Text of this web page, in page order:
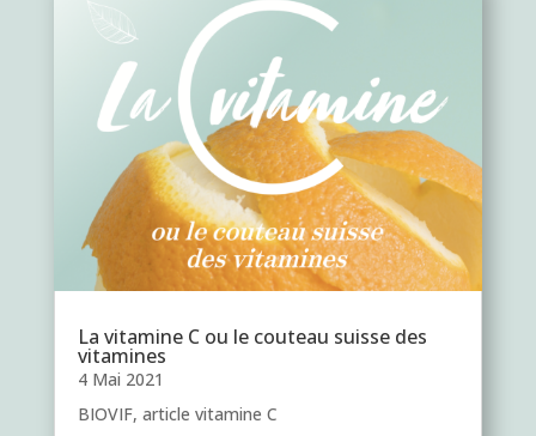
La vitamine C ou le couteau suisse des
vitamines
4 Mai 2021
BIOVIF, article vitamine C